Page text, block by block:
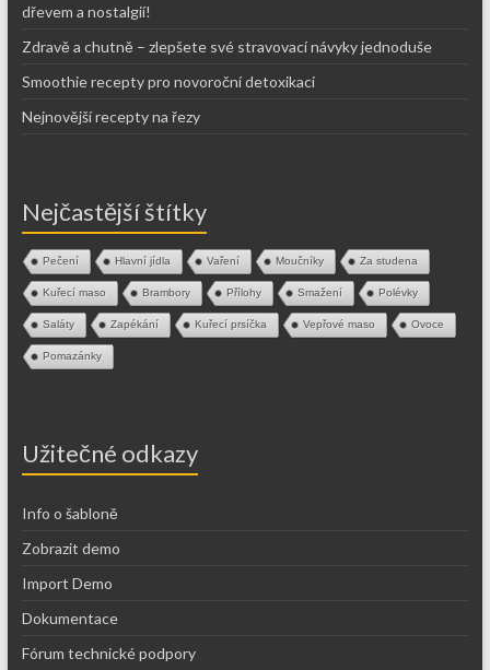
dřevem a nostalgií!
Zdravě a chutně – zlepšete své stravovací návyky jednoduše
Smoothie recepty pro novoroční detoxikaci
Nejnovější recepty na řezy
Nejčastější štítky
Pečení Hlavní jídla Vaření Moučníky Za studena
Kuřecí maso Brambory Přílohy Smažení Polévky
Saláty Zapékání Kuřecí prsíčka Vepřové maso Ovoce
Pomazánky
Užitečné odkazy
Info o šabloně
Zobrazit demo
Import Demo
Dokumentace
Fórum technické podpory